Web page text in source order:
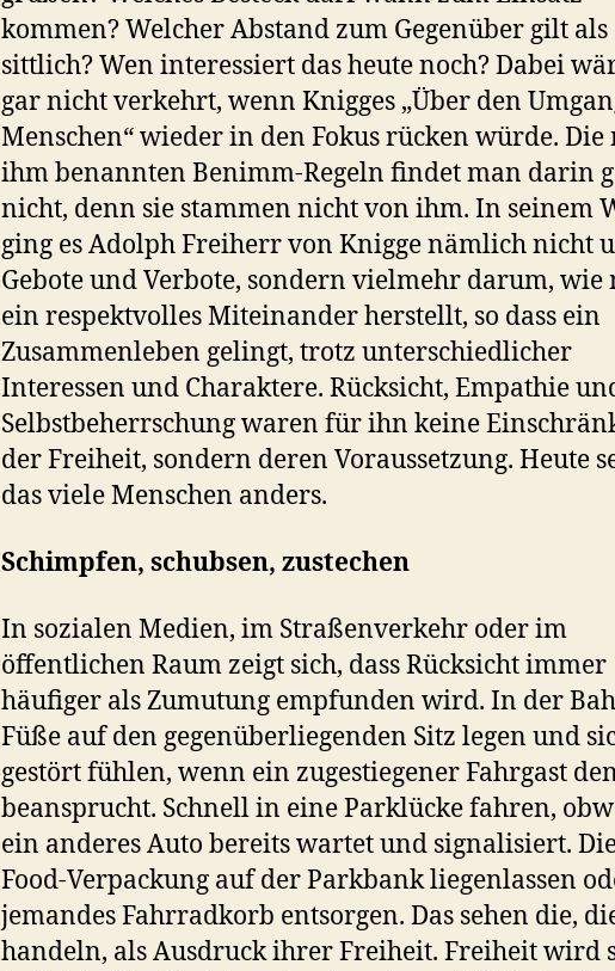
kommen? Welcher Abstand zum Gegenüber gilt als
sittlich? Wen interessiert das heute noch? Dabei
gar nicht verkehrt, wenn Knigges „Über den
Menschen“ wieder in den Fokus rücken würde. Die
ihm benannten Benimm-Regeln findet man darin
nicht, denn sie stammen nicht von ihm. In seinem
ging es Adolph Freiherr von Knigge nämlich nicht
Gebote und Verbote, sondern vielmehr darum, wie
ein respektvolles Miteinander herstellt, so dass ein
Zusammenleben gelingt, trotz unterschiedlicher
Interessen und Charaktere. Rücksicht, Empathie
Selbstbeherrschung waren für ihn keine
der Freiheit, sondern deren Voraussetzung. Heute
das viele Menschen anders.
Schimpfen, schubsen, zustechen
In sozialen Medien, im Straßenverkehr oder im
öffentlichen Raum zeigt sich, dass Rücksicht immer
häufiger als Zumutung empfunden wird. In der
Füße auf den gegenüberliegenden Sitz legen und
gestört fühlen, wenn ein zugestiegener Fahrgast
beansprucht. Schnell in eine Parklücke fahren,
ein anderes Auto bereits wartet und signalisiert.
Food-Verpackung auf der Parkbank liegenlassen
jemandes Fahrradkorb entsorgen. Das sehen die,
handeln, als Ausdruck ihrer Freiheit. Freiheit wird